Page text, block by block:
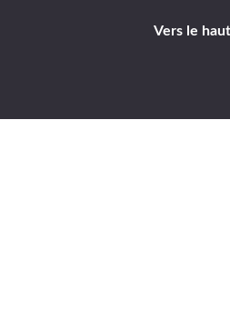
Vers le haut